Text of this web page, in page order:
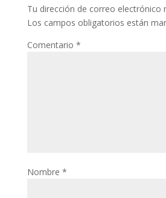
Tu dirección de correo electrónico
Los campos obligatorios están
Comentario *
Nombre *